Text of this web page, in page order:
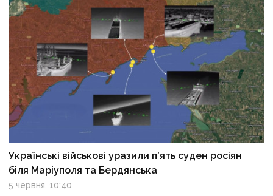
Українські військові уразили п’ять суден росіян
біля Маріуполя та Бердянська
5 червня, 10:40